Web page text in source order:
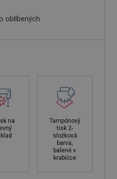
oblíbených
na
Tampónový
tisk 2-
složková
barva,
balené v
krabičce